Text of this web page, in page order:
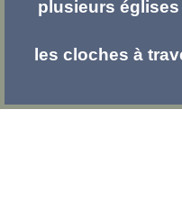
plusieurs
les cloches à